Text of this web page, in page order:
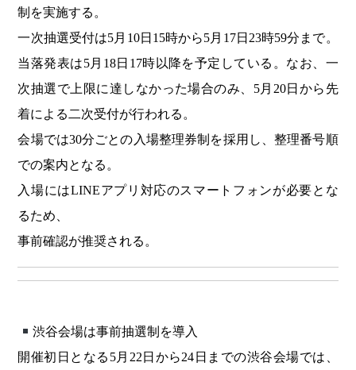
制を実施する。
一次抽選受付は5月10日15時から5月17日23時59分まで。
当落発表は5月18日17時以降を予定している。なお、一
次抽選で上限に達しなかった場合のみ、5月20日から先
着による二次受付が行われる。
会場では30分ごとの入場整理券制を採用し、整理番号順
での案内となる。
入場にはLINEアプリ対応のスマートフォンが必要とな
るため、
事前確認が推奨される。
渋谷会場は事前抽選制を導入
開催初日となる5月22日から24日までの渋谷会場では、